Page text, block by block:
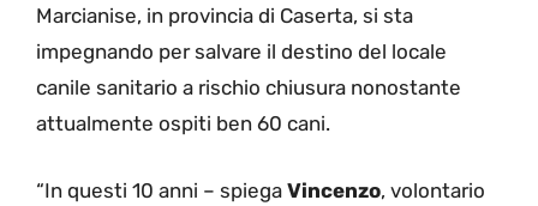
Marcianise, in provincia di Caserta, si sta
impegnando per salvare il destino del locale
canile sanitario a rischio chiusura nonostante
attualmente ospiti ben 60 cani.
“In questi 10 anni – spiega Vincenzo, volontario